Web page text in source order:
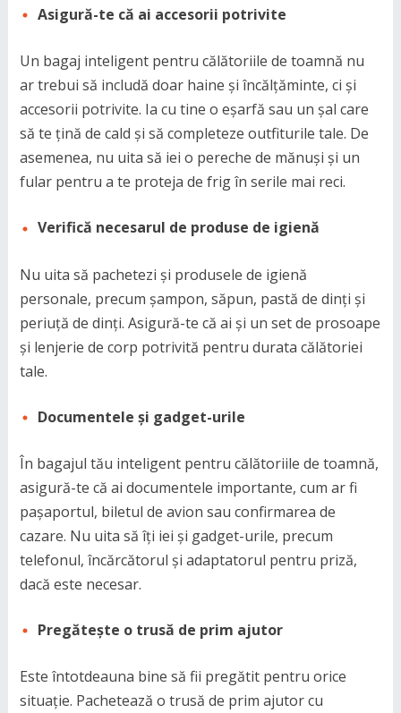
Asigură-te că ai accesorii potrivite
Un bagaj inteligent pentru călătoriile de toamnă nu
ar trebui să includă doar haine și încălțăminte, ci și
accesorii potrivite. Ia cu tine o eșarfă sau un șal care
să te țină de cald și să completeze outfiturile tale. De
asemenea, nu uita să iei o pereche de mănuși și un
fular pentru a te proteja de frig în serile mai reci.
Verifică necesarul de produse de igienă
Nu uita să pachetezi și produsele de igienă
personale, precum șampon, săpun, pastă de dinți și
periuță de dinți. Asigură-te că ai și un set de prosoape
și lenjerie de corp potrivită pentru durata călătoriei
tale.
Documentele și gadget-urile
În bagajul tău inteligent pentru călătoriile de toamnă,
asigură-te că ai documentele importante, cum ar fi
pașaportul, biletul de avion sau confirmarea de
cazare. Nu uita să îți iei și gadget-urile, precum
telefonul, încărcătorul și adaptatorul pentru priză,
dacă este necesar.
Pregătește o trusă de prim ajutor
Este întotdeauna bine să fii pregătit pentru orice
situație. Pachetează o trusă de prim ajutor cu